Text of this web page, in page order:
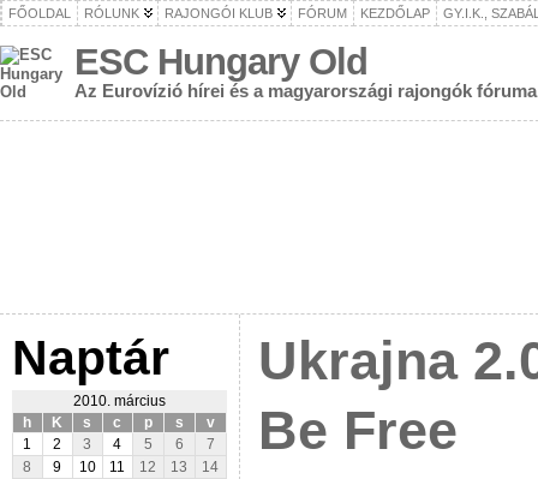
FŐOLDAL RÓLUNK RAJONGÓI KLUB FÓRUM KEZDŐLAP GY.I.K.,
ESC Hungary Old
Az Eurovízió hírei és a magyarországi rajongók fóruma
Naptár
2010. március
h
K s c p s
v
1
2 3 4 5 6
7
8
9 10 11 12 13
14
Ukrajna
Be Free